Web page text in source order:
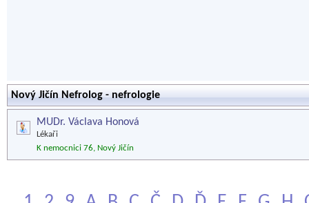
Nový Jičín Nefrolog - nefrologie
MUDr. Václava Honová
Lékaři
K nemocnici 76, Nový Jičín